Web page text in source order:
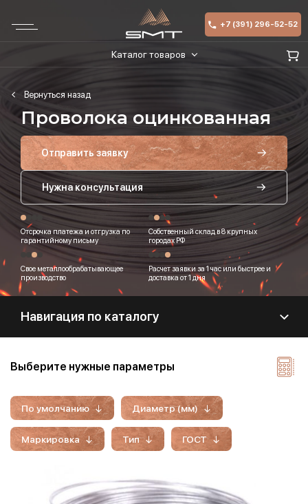
+7 (391) 296-52-52
Каталог товаров
Проволока оцинкованная
Отправить заявку
Нужна консультация
Отсрочка платежа и отгрузка по
гарантийному письму
Собственный склад в 8 крупных
городах РФ
Свое металлообрабатывающее
производство
Расчет заявки за 1 час или быстрее и
доставка от 1 дня
Навигация по каталогу
Выберите нужные параметры
По умолчанию Диаметр (мм)
Маркировка Тип ГОСТ